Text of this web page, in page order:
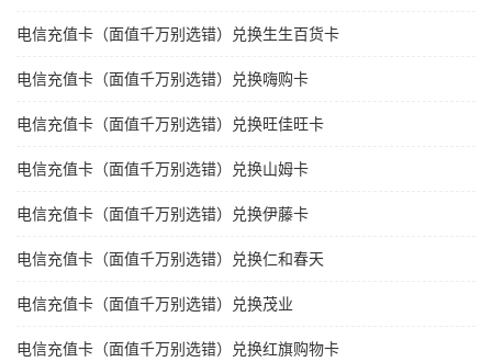
电信充值卡（面值千万别选错）兑换生生百货卡
电信充值卡（面值千万别选错）兑换嗨购卡
电信充值卡（面值千万别选错）兑换旺佳旺卡
电信充值卡（面值千万别选错）兑换山姆卡
电信充值卡（面值千万别选错）兑换伊藤卡
电信充值卡（面值千万别选错）兑换仁和春天
电信充值卡（面值千万别选错）兑换茂业
电信充值卡（面值千万别选错）兑换红旗购物卡